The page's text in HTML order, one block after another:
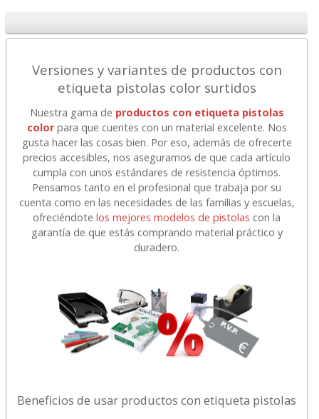
Versiones y variantes de productos con
etiqueta pistolas color surtidos
Nuestra gama de productos con etiqueta pistolas
colorpara que cuentes con un material excelente. Nos
gusta hacer las cosas bien. Por eso, además de ofrecerte
precios accesibles, nos aseguramos de que cada artículo
cumpla con unos estándares de resistencia óptimos.
Pensamos tanto en el profesional que trabaja por su
cuenta como en las necesidades de las familias y escuelas,
ofreciéndotelos mejores modelos de pistolas con la
garantía de que estás comprando material práctico y
duradero.
Beneficios de usar productos con etiqueta pistolas